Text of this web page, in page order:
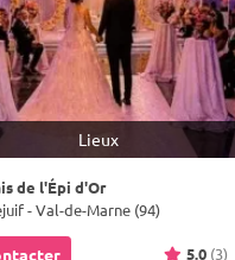
Lieux
de l'Épi d'Or
- Val-de-Marne (94)
5.0 (3)